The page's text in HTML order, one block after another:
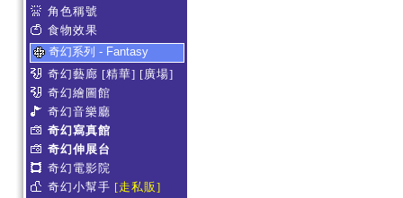
角色稱號
食物效果
奇幻系列 - Fantasy
奇幻藝廊 [精華] [廣場]
奇幻繪圖館
奇幻音樂廳
奇幻寫真館
奇幻伸展台
奇幻電影院
奇幻小幫手 [走私販]